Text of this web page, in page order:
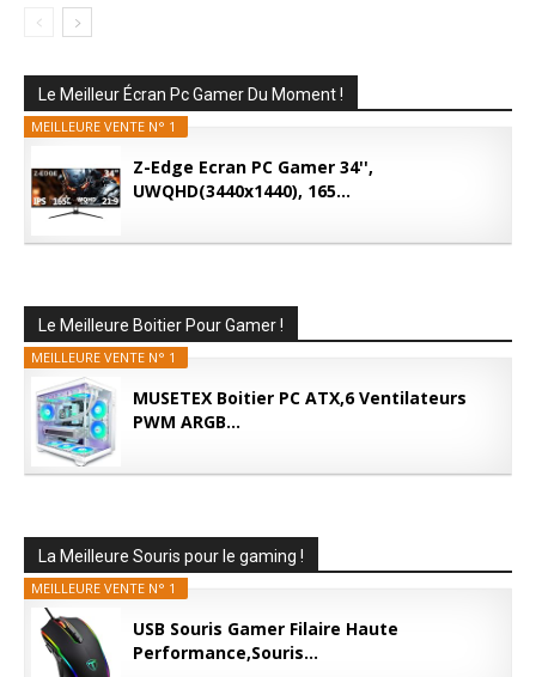
Le Meilleur Écran Pc Gamer Du Moment !
MEILLEURE VENTE N° 1
Z-Edge Ecran PC Gamer 34'',
UWQHD(3440x1440), 165...
Le Meilleure Boitier Pour Gamer !
MEILLEURE VENTE N° 1
MUSETEX Boitier PC ATX,6 Ventilateurs
PWM ARGB...
La Meilleure Souris pour le gaming !
MEILLEURE VENTE N° 1
USB Souris Gamer Filaire Haute
Performance,Souris...